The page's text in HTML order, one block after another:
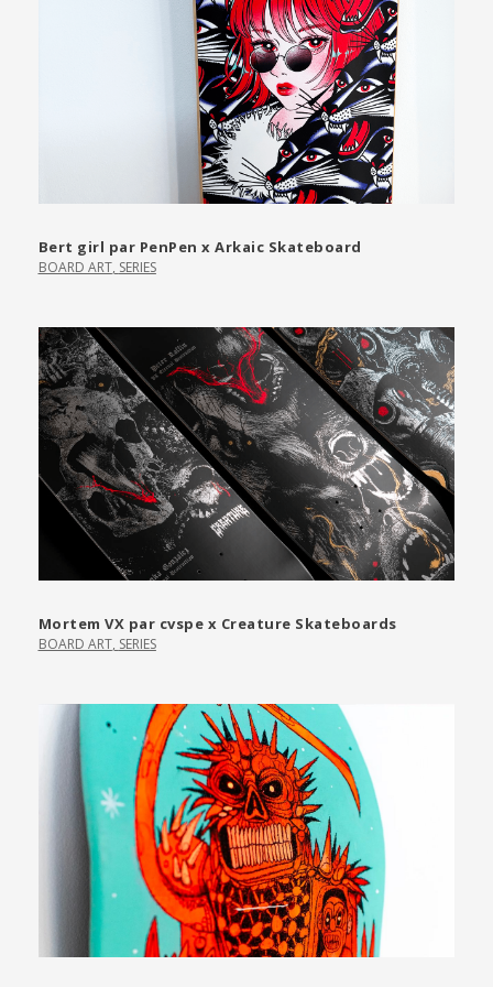
Bert girl par PenPen x Arkaic Skateboard
BOARD ART, SERIES
Mortem VX par cvspe x Creature Skateboards
BOARD ART, SERIES